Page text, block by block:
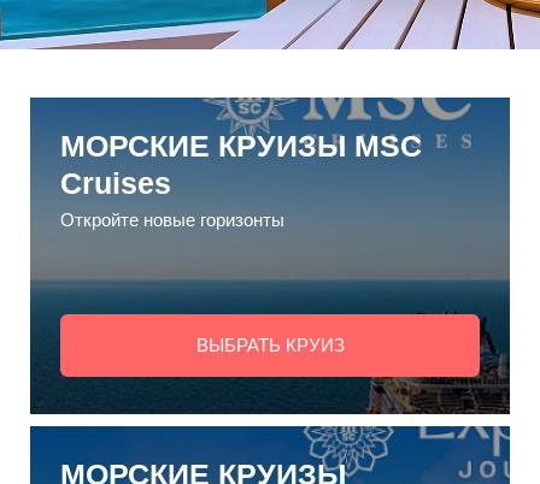
МОРСКИЕ КРУИЗЫ MSC
Cruises
Откройте новые горизонты
ВЫБРАТЬ КРУИЗ
МОРСКИЕ КРУИЗЫ